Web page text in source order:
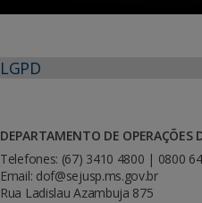
LGPD
DEPARTAMENTO DE OPERAÇÕES
Telefones: (67) 3410 4800 | 0800
Email: dof@sejusp.ms.gov.br
Rua Ladislau Azambuja 875